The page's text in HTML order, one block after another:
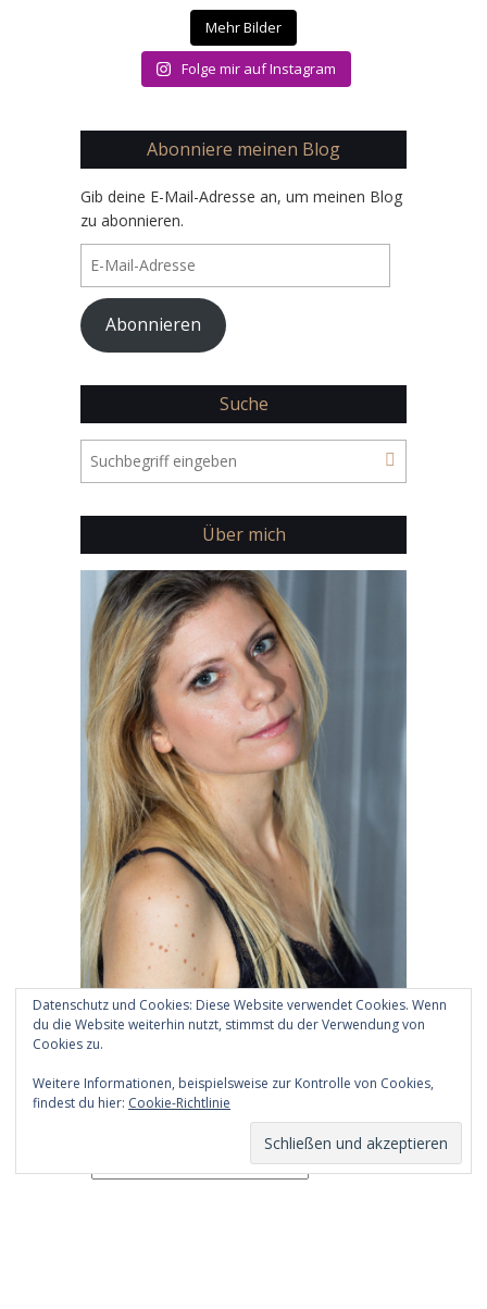
Mehr Bilder
Folge mir auf Instagram
Abonniere meinen Blog
Gib deine E-Mail-Adresse an, um meinen Blog
zu abonnieren.
Mail-
Adresse
Abonnieren
Suche
Über mich
Archiv
Datenschutz und Cookies: Diese Website verwendet Cookies. Wenn
du die Website weiterhin nutzt, stimmst du der Verwendung von
Cookies zu.
Weitere Informationen, beispielsweise zur Kontrolle von Cookies,
findest du hier: Cookie-Richtlinie